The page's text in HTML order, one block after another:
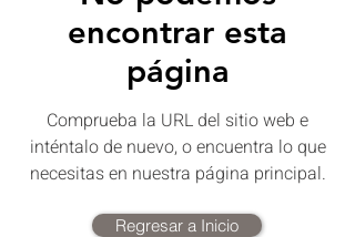
encontrar esta
página
Comprueba la URL del sitio web e
inténtalo de nuevo, o encuentra lo que
necesitas en nuestra página principal.
Regresar a Inicio